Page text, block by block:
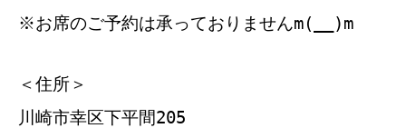
※お席のご予約は承っておりませんm(__)m
＜住所＞
川崎市幸区下平間205